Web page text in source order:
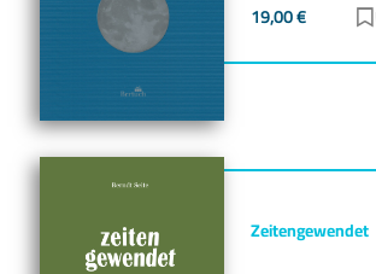
19,00€
Zeitengewendet